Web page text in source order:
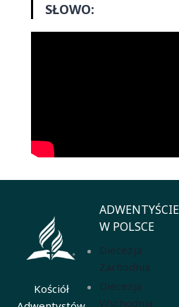
SŁOWO:
Kościół
ADWENTYŚCIE
W POLSCE
Diecezja
Zachodnia
Diecezja
Wschodnia